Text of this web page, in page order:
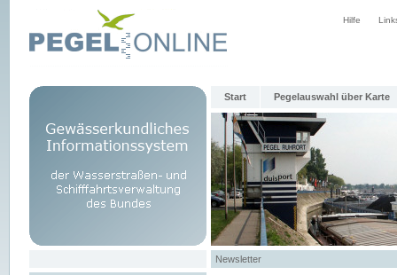
Hilfe
Start Pegelauswahl über Karte
Newsletter